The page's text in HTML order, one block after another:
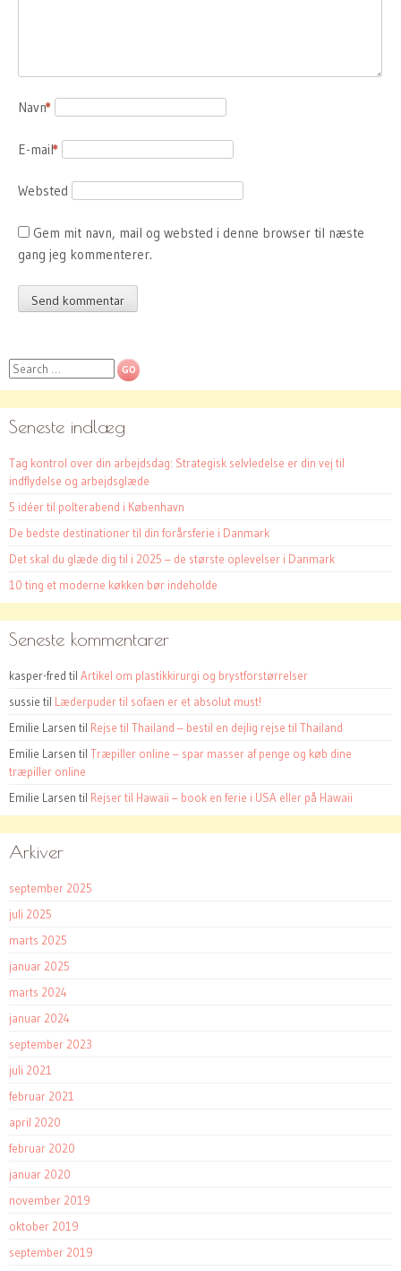
Navn
*
E-mail
*
Websted
Gem mit navn, mail og websted i denne browser til næste
gang jeg kommenterer.
Search
Seneste indlæg
Tag kontrol over din arbejdsdag: Strategisk selvledelse er din vej til
indflydelse og arbejdsglæde
5 idéer til polterabend i København
De bedste destinationer til din forårsferie i Danmark
Det skal du glæde dig til i 2025 – de største oplevelser i Danmark
10 ting et moderne køkken bør indeholde
Seneste kommentarer
kasper-fred til Artikel om plastikkirurgi og brystforstørrelser
sussie til Læderpuder til sofaen er et absolut must!
Emilie Larsen til Rejse til Thailand – bestil en dejlig rejse til Thailand
Emilie Larsen til Træpiller online – spar masser af penge og køb dine
træpiller online
Emilie Larsen til Rejser til Hawaii – book en ferie i USA eller på Hawaii
Arkiver
september 2025
juli 2025
marts 2025
januar 2025
marts 2024
januar 2024
september 2023
juli 2021
februar 2021
april 2020
februar 2020
januar 2020
november 2019
oktober 2019
september 2019